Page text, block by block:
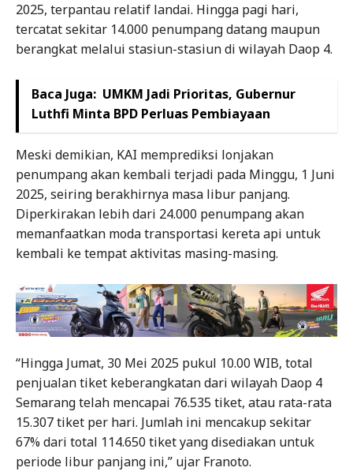
2025, terpantau relatif landai. Hingga pagi hari,
tercatat sekitar 14.000 penumpang datang maupun
berangkat melalui stasiun-stasiun di wilayah Daop 4.
Baca Juga: UMKM Jadi Prioritas, Gubernur
Luthfi Minta BPD Perluas Pembiayaan
Meski demikian, KAI memprediksi lonjakan
penumpang akan kembali terjadi pada Minggu, 1 Juni
2025, seiring berakhirnya masa libur panjang.
Diperkirakan lebih dari 24.000 penumpang akan
memanfaatkan moda transportasi kereta api untuk
kembali ke tempat aktivitas masing-masing.
“Hingga Jumat, 30 Mei 2025 pukul 10.00 WIB, total
penjualan tiket keberangkatan dari wilayah Daop 4
Semarang telah mencapai 76.535 tiket, atau rata-rata
15.307 tiket per hari. Jumlah ini mencakup sekitar
67% dari total 114.650 tiket yang disediakan untuk
periode libur panjang ini,” ujar Franoto.